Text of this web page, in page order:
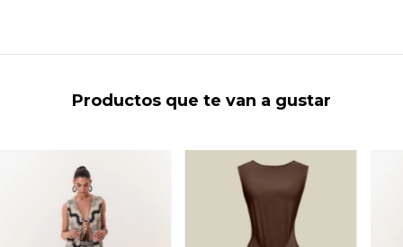
Productos que te van a gustar